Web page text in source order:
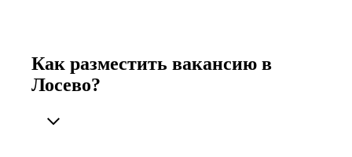
Как разместить вакансию в
Лосево?